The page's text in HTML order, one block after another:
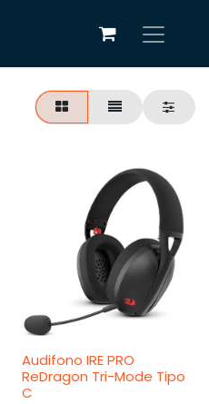
Audifono IRE PRO
ReDragon Tri-Mode Tipo
C